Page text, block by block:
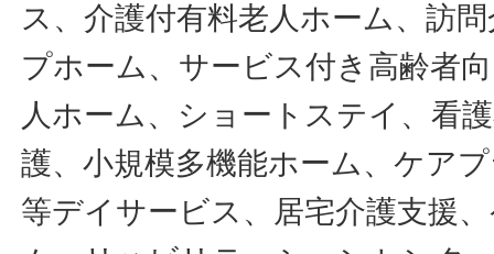
ス、介護付有料老人ホーム、訪
プホーム、サービス付き高齢者
人ホーム、ショートステイ、看
護、小規模多機能ホーム、ケア
等デイサービス、居宅介護支援